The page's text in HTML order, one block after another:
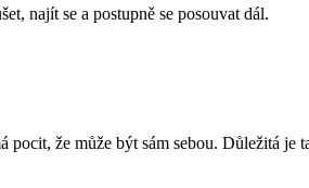
najít se a postupně se posouvat dál.
že může být sám sebou. Důležitá je